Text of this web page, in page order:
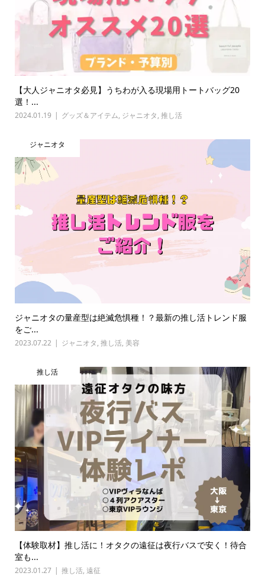
【大人ジャニオタ必見】うちわが入る現場用トートバッグ20
選！...
2024.01.19 グッズ＆アイテム, ジャニオタ, 推し活
ジャニオタ
ジャニオタの量産型は絶滅危惧種！？最新の推し活トレンド服
をご...
2023.07.22 ジャニオタ, 推し活, 美容
推し活
【体験取材】推し活に！オタクの遠征は夜行バスで安く！待合
室も...
2023.01.27 推し活, 遠征